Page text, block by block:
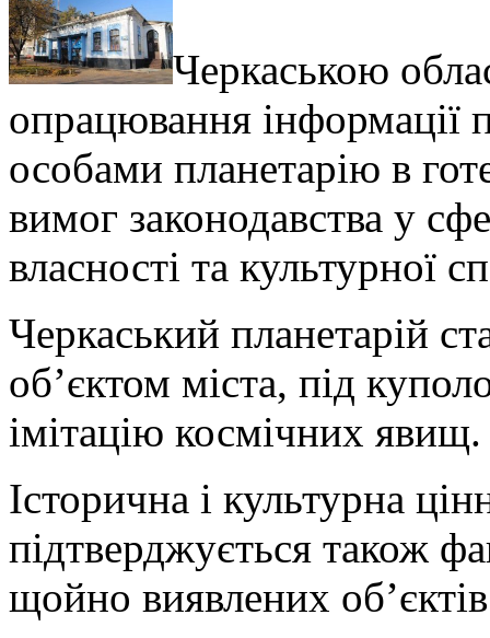
Черкаською
опрацювання інформації
особами планетарію в
вимог законодавства у
власності та культурної
Черкаський планетарій
об’єктом міста, під
імітацію космічних явищ.
Історична і культурна
підтверджується також
щойно виявлених